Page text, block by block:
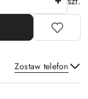
Zostaw telefon